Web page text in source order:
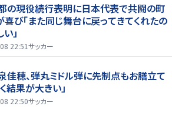
の現役続行表明に日本代表で共闘の町
喜び「また同じ舞台に戻ってきてくれたの
」
22:51サッカー
泉佳穂、弾丸ミドル弾に先制点もお膳立て
結果が大きい」
22:50サッカー